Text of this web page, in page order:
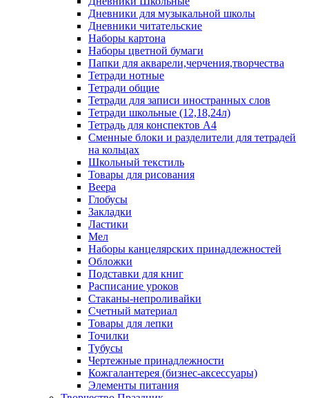
Дневники для музыкальной школы
Дневники читательские
Наборы картона
Наборы цветной бумаги
Папки для акварели,черчения,творчества
Тетради нотные
Тетради общие
Тетради для записи иностранных слов
Тетради школьные (12,18,24л)
Тетрадь для конспектов А4
Сменные блоки и разделители для тетрадей
на кольцах
Школьный текстиль
Товары для рисования
Веера
Глобусы
Закладки
Ластики
Мел
Наборы канцелярских принадлежностей
Обложки
Подставки для книг
Расписание уроков
Стаканы-непроливайки
Счетный материал
Товары для лепки
Точилки
Тубусы
Чертежные принадлежности
Кожгалантерея (бизнес-аксессуары)
Элементы питания